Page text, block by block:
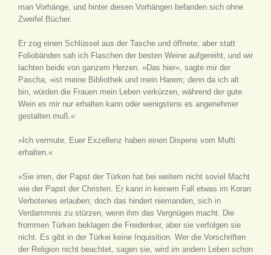
man Vorhänge, und hinter diesen Vorhängen befanden sich ohne
Zweifel Bücher.
Er zog einen Schlüssel aus der Tasche und öffnete; aber statt
Foliobänden sah ich Flaschen der besten Weine aufgereiht, und wir
lachten beide von ganzem Herzen. »Das hier«, sagte mir der
Pascha, »ist meine Bibliothek und mein Harem; denn da ich alt
bin, würden die Frauen mein Leben verkürzen, während der gute
Wein es mir nur erhalten kann oder wenigstens es angenehmer
gestalten muß.«
»Ich vermute, Euer Exzellenz haben einen Dispens vom Mufti
erhalten.«
»Sie irren, der Papst der Türken hat bei weitem nicht soviel Macht
wie der Papst der Christen. Er kann in keinem Fall etwas im Koran
Verbotenes erlauben; doch das hindert niemanden, sich in
Verdammnis zu stürzen, wenn ihm das Vergnügen macht. Die
frommen Türken beklagen die Freidenker, aber sie verfolgen sie
nicht. Es gibt in der Türkei keine Inquisition. Wer die Vorschriften
der Religion nicht beachtet, sagen sie, wird im andern Leben schon